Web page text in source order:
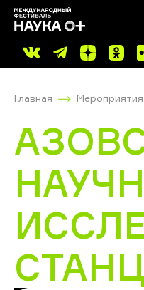
Главная Мероприятия